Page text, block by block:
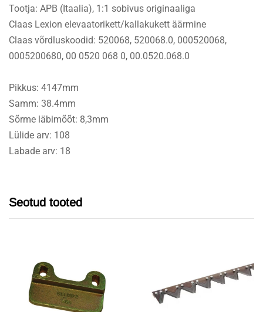
Tootja: APB (Itaalia), 1:1 sobivus originaaliga
Claas Lexion elevaatorikett/kallakukett äärmine
Claas võrdluskoodid: 520068, 520068.0, 000520068,
0005200680, 00 0520 068 0, 00.0520.068.0
Pikkus: 4147mm
Samm: 38.4mm
Sõrme läbimõõt: 8,3mm
Lülide arv: 108
Labade arv: 18
Seotud tooted